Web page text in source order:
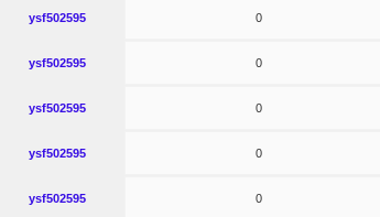
ysf502595 0
ysf502595 0
ysf502595 0
ysf502595 0
ysf502595 0